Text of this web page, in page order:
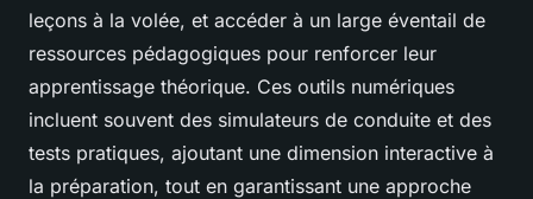
leçons à la volée, et accéder à un large éventail de
ressources pédagogiques pour renforcer leur
apprentissage théorique. Ces outils numériques
incluent souvent des simulateurs de conduite et des
tests pratiques, ajoutant une dimension interactive à
la préparation, tout en garantissant une approche